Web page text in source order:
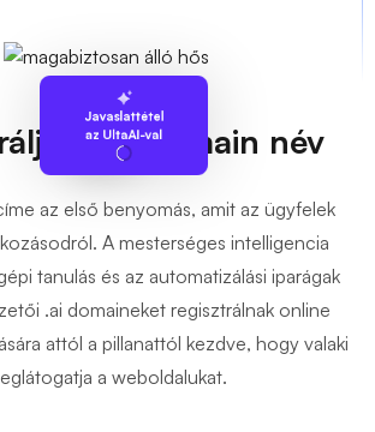
Javaslattétel
az UltaAI-val
.ai Domain név
az első benyomás, amit az ügyfelek
A mesterséges intelligencia
tanulás és az automatizálási iparágak
.ai domaineket regisztrálnak online
attól a pillanattól kezdve, hogy valaki
a weboldalukat.